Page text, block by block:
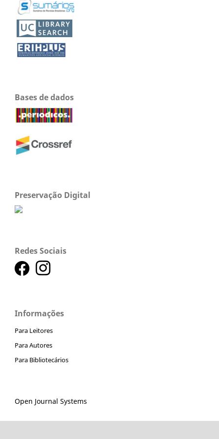
Bases de dados
Preservação Digital
Redes Sociais
Informações
Para Leitores
Para Autores
Para Bibliotecários
Open Journal Systems